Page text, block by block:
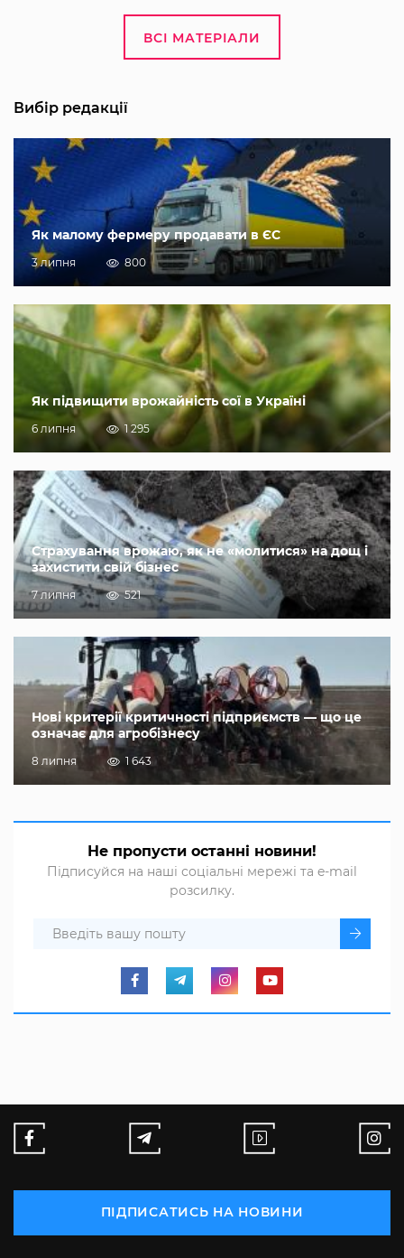
ВСІ МАТЕРІАЛИ
Вибір редакції
Як малому фермеру продавати в ЄС
3 липня 800
Як підвищити врожайність сої в Україні
6 липня 1 295
Страхування врожаю, як не «молитися» на дощ і
захистити свій бізнес
7 липня 521
Нові критерії критичності підприємств — що це
означає для агробізнесу
8 липня 1 643
Не пропусти останні новини!
Підписуйся на наші соціальні мережі та e-mail
розсилку.
ПІДПИСАТИСЬ НА НОВИНИ